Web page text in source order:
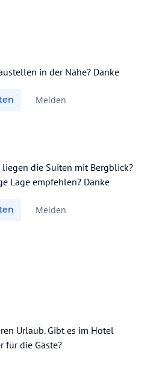
in der Nähe? Danke
Melden
die Suiten mit Bergblick?
Lage empfehlen? Danke
Melden
Urlaub. Gibt es im Hotel
für die Gäste?